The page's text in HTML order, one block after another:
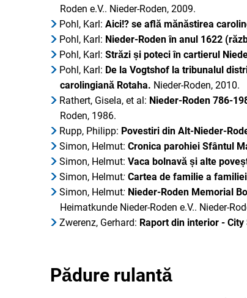
Roden e.V.. Nieder-Roden, 2009.
Pohl, Karl: Aici!? se află mănăstirea
Pohl, Karl: Nieder-Roden în anul 1622
Pohl, Karl:Străzi și poteci în cartierul
Pohl, Karl: De la Vogtshof la tribunalul
carolingiană Rotaha. Nieder-Roden, 2010.
Rathert, Gisela, et al: Nieder-Roden 786-
Roden, 1986.
Rupp, Philipp: Povestiri din Alt-Nieder-
Simon, Helmut:Cronica parohiei Sfântul
Simon, Helmut:Vaca bolnavă și alte
Simon, Helmut: Cartea de familie a
Simon, Helmut: Nieder-Roden Memorial
Heimatkunde Nieder-Roden e.V.. Nieder-
Zwerenz, Gerhard: Raport din interior -
Pădure rulantă